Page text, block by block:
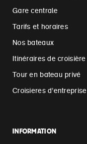
Gare centrale
Tarifs et horaires
Nos bateaux
Itinéraires de croisière
Tour en bateau privé
Croisieres d’entreprise
INFORMATION